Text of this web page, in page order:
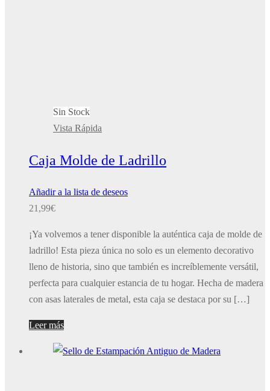
Sin Stock
Vista Rápida
Caja Molde de Ladrillo
Añadir a la lista de deseos
21,99€
¡Ya volvemos a tener disponible la auténtica caja de molde de
ladrillo! Esta pieza única no solo es un elemento decorativo
lleno de historia, sino que también es increíblemente versátil,
perfecta para cualquier estancia de tu hogar. Hecha de madera
con asas laterales de metal, esta caja se destaca por su […]
Leer más